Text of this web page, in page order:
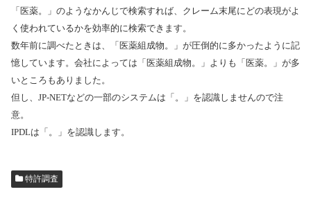
「医薬。」のようなかんじで検索すれば、クレーム末尾にどの表現がよ
く使われているかを効率的に検索できます。
数年前に調べたときは、「医薬組成物。」が圧倒的に多かったように記
憶しています。会社によっては「医薬組成物。」よりも「医薬。」が多
いところもありました。
但し、 JP-NETなどの一部のシステムは「。」を認識しませんので注
意。
IPDLは「。」を認識します。
特許調査